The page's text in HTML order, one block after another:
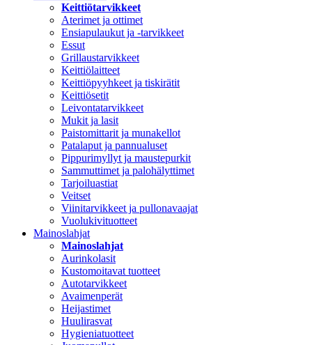
Keittiötarvikkeet
Aterimet ja ottimet
Ensiapulaukut ja -tarvikkeet
Essut
Grillaustarvikkeet
Keittiölaitteet
Keittiöpyyhkeet ja tiskirätit
Keittiösetit
Leivontatarvikkeet
Mukit ja lasit
Paistomittarit ja munakellot
Patalaput ja pannualuset
Pippurimyllyt ja maustepurkit
Sammuttimet ja palohälyttimet
Tarjoiluastiat
Veitset
Viinitarvikkeet ja pullonavaajat
Vuolukivituotteet
Mainoslahjat
Mainoslahjat
Aurinkolasit
Kustomoitavat tuotteet
Autotarvikkeet
Avaimenperät
Heijastimet
Huulirasvat
Hygieniatuotteet